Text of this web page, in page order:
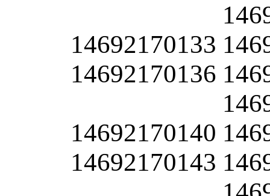
14692170133
14692170136
14692170140
14692170143